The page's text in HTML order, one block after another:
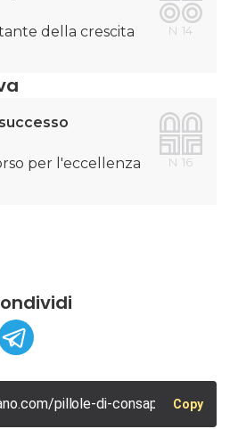
della crescita
N 14
per l'eccellenza N 16
pillole-di-consapevolezza/
Copy